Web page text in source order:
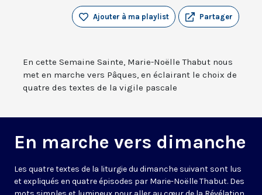
Partager
Ajouter à ma playlist
En cette Semaine Sainte, Marie-Noëlle Thabut nous
met en marche vers Pâques, en éclairant le choix de
quatre des textes de la vigile pascale
En marche vers dimanche
Les quatre textes de la liturgie du dimanche suivant sont lus
et expliqués en quatre épisodes par Marie-Noëlle Thabut. Des